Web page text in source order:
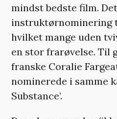
mindst bedste film.
instruktørnominering
hvilket mange uden
en stor frarøvelse. Til
franske Coralie
nominerede i samme
Substance’.